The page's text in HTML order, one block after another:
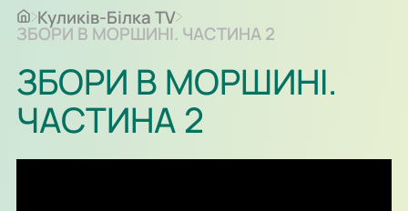
Куликів-Білка TV
ЗБОРИ В МОРШИНІ. ЧАСТИНА 2
ЗБОРИ В МОРШИНІ.
ЧАСТИНА 2